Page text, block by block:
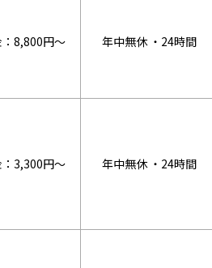
8,800円～ 年中無休 ・24時間
3,300円～ 年中無休 ・24時間